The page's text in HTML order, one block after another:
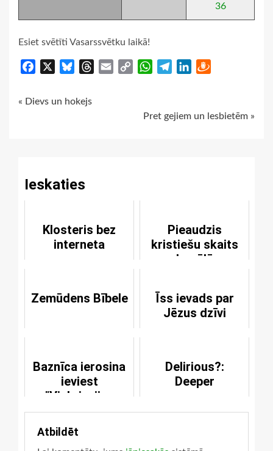
36
Esiet svētīti Vasarssvētku laikā!
Facebook BlueskyThreads
Email
Copy
WhatsApp
TelegramLinkedIn
Continue
« Dievs un hokejs
Pret gejiem un lesbietēm »
Ieskaties
Klosteris bez
interneta
Pieaudzis
kristiešu skaits
Izraēlā
Zemūdens Bībele
Īss ievads par
Jēzus dzīvi
Baznīca ierosina
ieviest
"Viskrievijas
dreskodu"
Delirious?:
Deeper
Atbildēt